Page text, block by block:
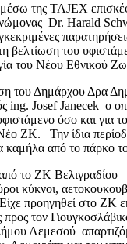
της TAJEX
Dr. Harald
βελτίωση του
του Νέου Εθνικού
του Δημάρχου Δρα
ing. Josef Janecek ο
όσο και για
ΖΚ. Την ίδια
καμήλα από το πάρκο
το ΖΚ Βελιγραδίου
κύκνοι,
προηγηθεί στο ΖΚ
προς τον
Λεμεσού